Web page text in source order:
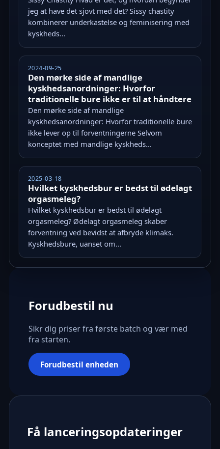
jeg at have det sjovt med det? Sissy chastity
kombinerer underkastelse og feminisering med
kyskheds...
2024-09-25
Den mørke side af mandlige
kyskhedsanordninger: Hvorfor
traditionelle bure ikke er til at håndtere
Den mørke side af mandlige
kyskhedsanordninger: Hvorfor traditionelle bure
ikke lever op til forventningerne Selvom
konceptet med mandlige kyskheds...
2025-03-18
Hvilket kyskhedsbur er bedst til ødelagt
orgasmeleg?
Hvilket kyskhedsbur er bedst til ødelagt
orgasmeleg? Ødelagt orgasmeleg skaber
forventning ved bevidst at afbryde klimaks.
Kyskhedsbure, uanset om...
Forudbestil nu
Sikr dig priser fra første batch og vær med
fra starten.
Forudbestil enheden
Få lanceringsopdateringer